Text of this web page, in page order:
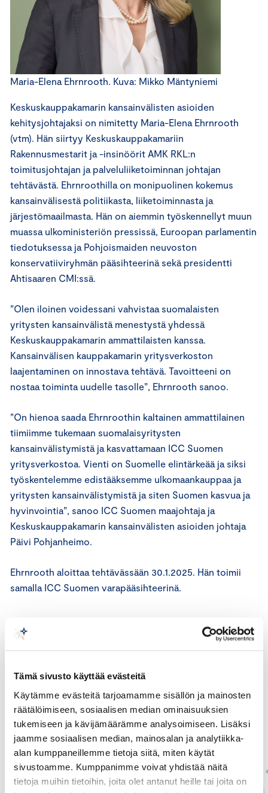
Tämä sivusto käyttää evästeitä
Käytämme evästeitä tarjoamamme sisällön ja mainosten
räätälöimiseen, sosiaalisen median ominaisuuksien
tukemiseen ja kävijämäärämme analysoimiseen. Lisäksi
jaamme sosiaalisen median, mainosalan ja analytiikka-
alan kumppaneillemme tietoja siitä, miten käytät
sivustoamme. Kumppanimme voivat yhdistää näitä
tietoja muihin tietoihin, joita olet antanut heille tai joita on
Maria-Elena Ehrnrooth. Kuva: Mikko Mäntyniemi
Keskuskauppakamarin kansainvälisten asioiden
kehitysjohtajaksi on nimitetty Maria-Elena Ehrnrooth
(vtm). Hän siirtyy Keskuskauppakamariin
Rakennusmestarit ja -insinöörit AMK RKL:n
toimitusjohtajan ja palveluliiketoiminnan johtajan
tehtävästä. Ehrnroothilla on monipuolinen kokemus
kansainvälisestä politiikasta, liiketoiminnasta ja
järjestömaailmasta. Hän on aiemmin työskennellyt muun
muassa ulkoministeriön pressissä, Euroopan parlamentin
tiedotuksessa ja Pohjoismaiden neuvoston
konservatiiviryhmän pääsihteerinä sekä presidentti
Ahtisaaren CMI:ssä.
”Olen iloinen voidessani vahvistaa suomalaisten
yritysten kansainvälistä menestystä yhdessä
Keskuskauppakamarin ammattilaisten kanssa.
Kansainvälisen kauppakamarin yritysverkoston
laajentaminen on innostava tehtävä. Tavoitteeni on
nostaa toiminta uudelle tasolle”, Ehrnrooth sanoo.
”On hienoa saada Ehrnroothin kaltainen ammattilainen
tiimiimme tukemaan suomalaisyritysten
kansainvälistymistä ja kasvattamaan ICC Suomen
yritysverkostoa. Vienti on Suomelle elintärkeää ja siksi
työskentelemme edistääksemme ulkomaankauppaa ja
yritysten kansainvälistymistä ja siten Suomen kasvua ja
hyvinvointia”, sanoo ICC Suomen maajohtaja ja
Keskuskauppakamarin kansainvälisten asioiden johtaja
Päivi Pohjanheimo.
Ehrnrooth aloittaa tehtävässään 30.1.2025. Hän toimii
samalla ICC Suomen varapääsihteerinä.